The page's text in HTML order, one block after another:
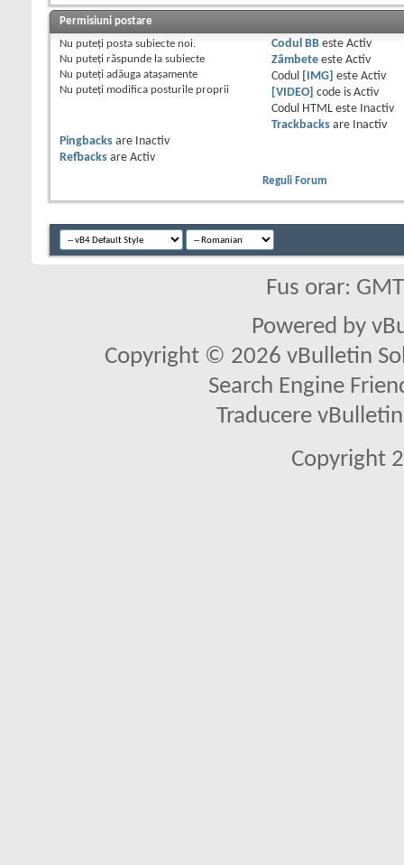
Permisiuni postare
Nu puteţi posta subiecte noi.
Nu puteţi răspunde la subiecte
Nu puteţi adăuga ataşamente
Nu puteţi modifica posturile proprii
Codul BBeste Activ
Zâmbeteeste Activ
Codul
[IMG] este Activ
[VIDEO] code is Activ
Codul HTML este
Inactiv
Trackbacksare
Inactiv
Pingbacks are
Inactiv
Refbacks are Activ
Reguli Forum
Fus orar:
Powered by
Copyright © 2026 vBulletin
Search Engine
Traducere
Copyright